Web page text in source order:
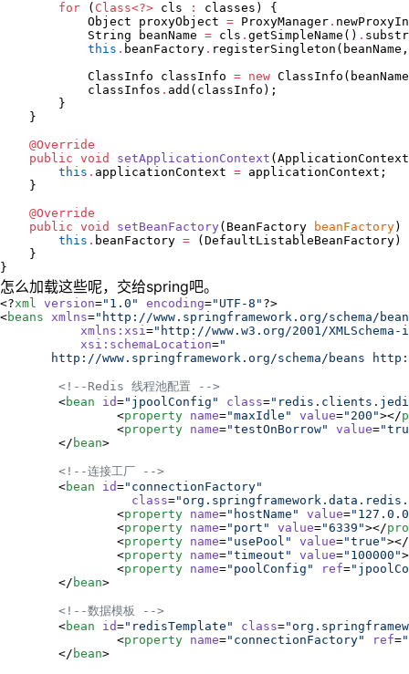
for ( Class<?> cls :
classes) {
Object proxyObject = ProxyManager .
String beanName = cls . getSimpleName() .
this . beanFactory .
ClassInfo classInfo = new ClassInfo
            classInfos
. add(classInfo);
        }
    }
@Override
public void setApplicationContext ( ApplicationContext
this . applicationContext = applicationContext;
    }
@Override
public void setBeanFactory( BeanFactory beanFactory)
this . beanFactory = ( DefaultListableBeanFactory)
    }
}
怎么加载这些呢，交给spring吧。
<?xml version=" 1.0 " encoding=" UTF-8 " ?>
<beans xmlns=" http://www.springframework.org/schema/
xmlns : xsi=" http://www.w3.org/2001/
xsi : schemaLocation="
http://www.springframework.org/schema/beans
<!-- Redis 线程池配置
-->
	<
bean id=" jpoolConfig " class="
		<
property name="maxIdle " value=" 200 "></
		<
property name="testOnBorrow" value="
	</
bean>
<!--连接工厂
-->
	<
bean id=" connectionFactory"
class="
		<
property name=" hostName " value="
		<
property name=" port " value="6339 "></
		<
property name=" usePool " value="true "></
		<
property name="timeout " value=" 100000 "
		<
property name=" poolConfig " ref="
	</
bean>
<!--数据模板
-->
	<
bean id=" redisTemplate " class="
		<
property name=" connectionFactory" ref="
	</
bean>